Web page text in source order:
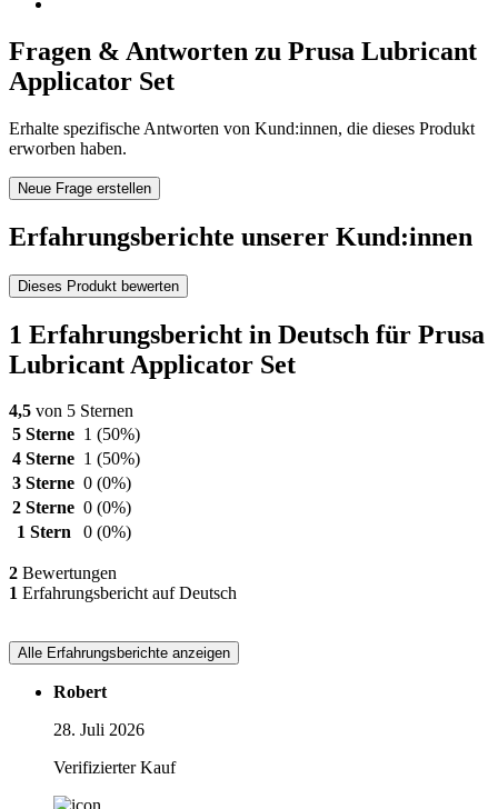
Fragen & Antworten zu Prusa Lubricant
Applicator Set
Erhalte spezifische Antworten von Kund:innen, die dieses Produkt
erworben haben.
Neue Frage erstellen
Erfahrungsberichte unserer Kund:innen
Dieses Produkt bewerten
1 Erfahrungsbericht in Deutsch für Prusa
Lubricant Applicator Set
4,5 von 5 Sternen
5 Sterne 1 (50%)
4 Sterne 1 (50%)
3 Sterne 0 (0%)
2 Sterne 0 (0%)
1 Stern
0 (0%)
2 Bewertungen
1 Erfahrungsbericht auf Deutsch
Alle Erfahrungsberichte anzeigen
Robert
28. Juli 2026
Verifizierter Kauf